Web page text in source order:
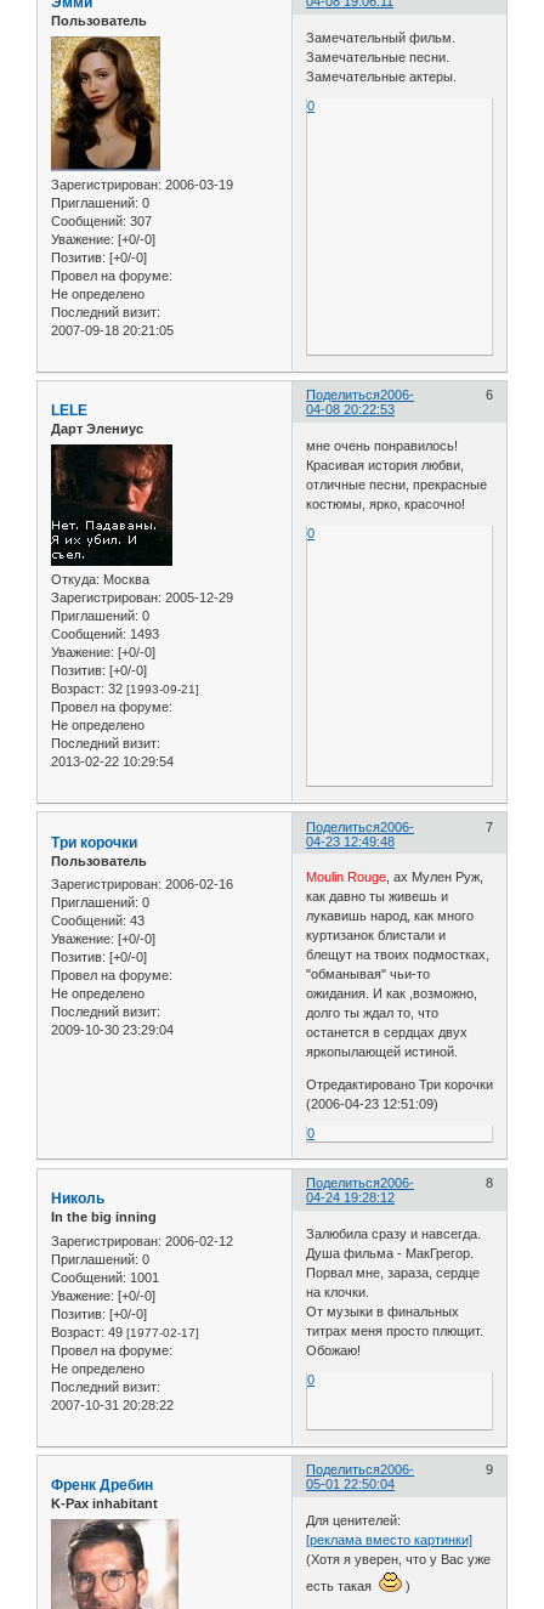
Пользователь
Зарегистрирован: 2006-03-19
Приглашений: 0
Сообщений: 307
Уважение: [+0/-0]
Позитив: [+0/-0]
Провел на форуме:
Не определено
Последний визит:
2007-09-18 20:21:05
Замечательный фильм.
Замечательные песни.
Замечательные актеры.
0
Поделиться 6
2006-
04-08 20:22:53
LELE
Дарт Элениус
Откуда: Москва
Зарегистрирован: 2005-12-29
Приглашений: 0
Сообщений: 1493
Уважение: [+0/-0]
Позитив: [+0/-0]
Возраст: 32 [1993-09-21]
Провел на форуме:
Не определено
Последний визит:
2013-02-22 10:29:54
мне очень понравилось!
Красивая история любви,
отличные песни, прекрасные
костюмы, ярко, красочно!
0
Поделиться 7
2006-
04-23 12:49:48
Три корочки
Пользователь
Зарегистрирован: 2006-02-16
Приглашений: 0
Сообщений: 43
Уважение: [+0/-0]
Позитив: [+0/-0]
Провел на форуме:
Не определено
Последний визит:
2009-10-30 23:29:04
Moulin Rouge , ах Мулен Руж,
как давно ты живешь и
лукавишь народ, как много
куртизанок блистали и
блещут на твоих подмостках,
"обманывая" чьи-то
ожидания. И как ,возможно,
долго ты ждал то, что
останется в сердцах двух
яркопылающей истиной.
Отредактировано Три корочки
(2006-04-23 12:51:09)
0
Поделиться 8
2006-
04-24 19:28:12
Николь
In the big inning
Зарегистрирован: 2006-02-12
Приглашений: 0
Сообщений: 1001
Уважение: [+0/-0]
Позитив: [+0/-0]
Возраст: 49 [1977-02-17]
Провел на форуме:
Не определено
Последний визит:
2007-10-31 20:28:22
Залюбила сразу и навсегда.
Душа фильма - МакГрегор.
Порвал мне, зараза, сердце
на клочки.
От музыки в финальных
титрах меня просто плющит.
Обожаю!
0
Поделиться 9
2006-
05-01 22:50:04
Френк Дребин
K-Pax inhabitant
Для ценителей:
[реклама вместо картинки]
(Хотя я уверен, что у Вас уже
есть такая
)